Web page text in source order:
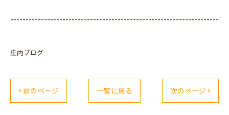
--------------------------------------------------------------------
庄内ブログ
< 前のページ 一覧に戻る 次のページ >